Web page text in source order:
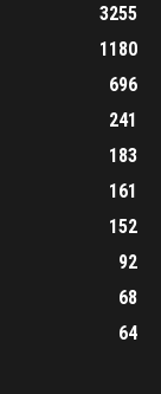
3255
1180
696
241
183
161
152
92
68
64